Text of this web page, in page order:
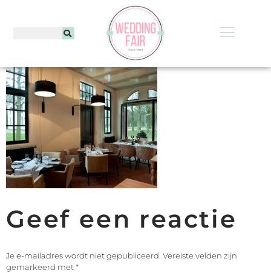
Geef een reactie
Je e-mailadres wordt niet gepubliceerd. Vereiste velden zijn
gemarkeerd met*